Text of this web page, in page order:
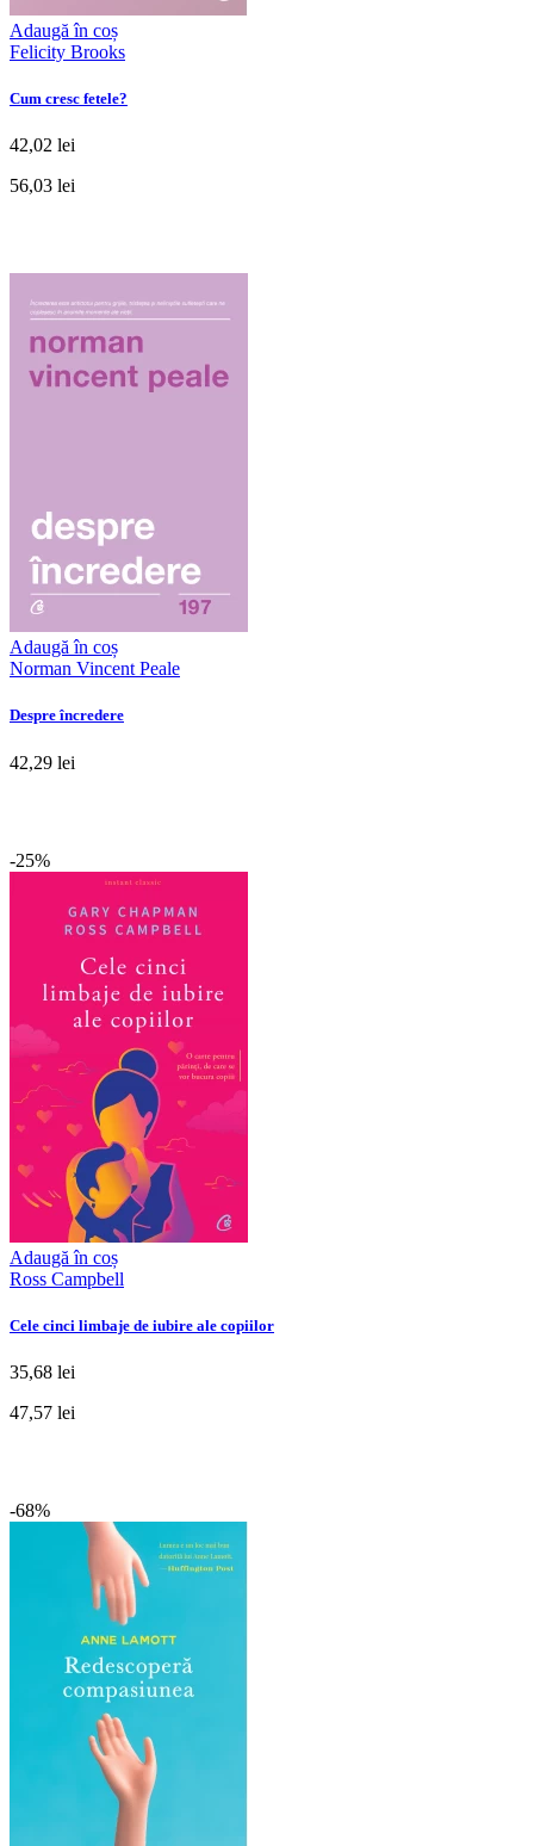
Adaugă în coș
Felicity Brooks
Cum cresc fetele?
42,02 lei
56,03 lei
Adaugă în coș
Norman Vincent Peale
Despre încredere
42,29 lei
-25%
Adaugă în coș
Ross Campbell
Cele cinci limbaje de iubire ale copiilor
35,68 lei
47,57 lei
-68%